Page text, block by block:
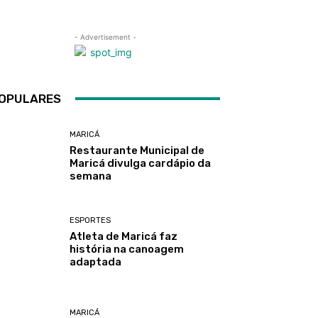
- Advertisement -
MARICÁ
Restaurante Municipal de
Maricá divulga cardápio da
semana
ESPORTES
Atleta de Maricá faz
história na canoagem
adaptada
MARICÁ